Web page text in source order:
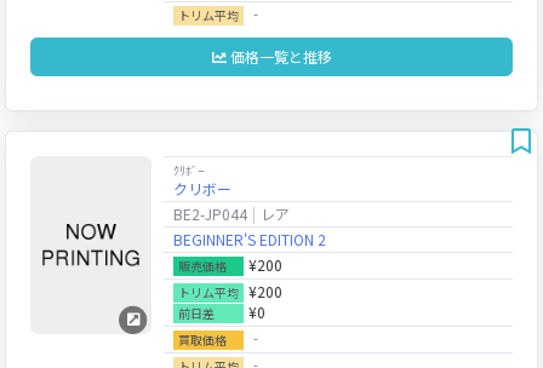
トリム平均 ‐
価格一覧と推移
ｸﾘﾎﾞｰ
クリボー
BE2-JP044
レア
BEGINNER'S EDITION 2
販売価格 ¥200
トリム平均 ¥200
前日差 ¥0
買取価格 ‐